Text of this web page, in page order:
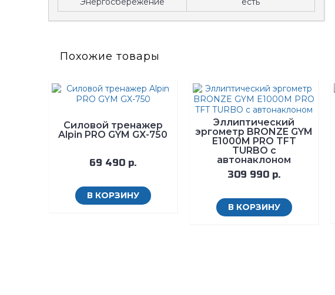
Похожие товары
Силовой тренажер
Alpin PRO GYM GX-750
69 490 р.
В КОРЗИНУ
Эллиптический
эргометр BRONZE GYM
E1000M PRO TFT
TURBO с
автонаклоном
309 990 р.
В КОРЗИНУ